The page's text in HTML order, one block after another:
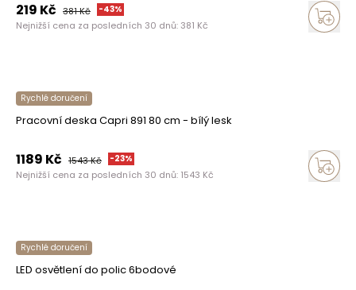
219 Kč 381Kč -43%
Nejnižší cena za posledních 30 dnů: 381 Kč
Rychlé doručení
Pracovní deska Capri 891 80 cm - bílý lesk
1189 Kč 1543Kč -23%
Nejnižší cena za posledních 30 dnů: 1543 Kč
Rychlé doručení
LED osvětlení do polic 6bodové